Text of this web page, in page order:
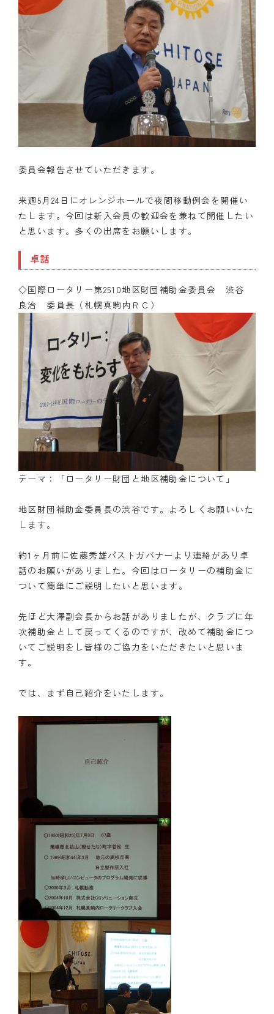
委員会報告させていただきます。
来週5月24日にオレンジホールで夜間移動例会を開催い
たします。今回は新入会員の歓迎会を兼ねて開催したい
と思います。多くの出席をお願いします。
卓話
◇国際ロータリー第2510地区財団補助金委員会 渋谷
良治 委員長（札幌真駒内ＲＣ）
テーマ：「ロータリー財団と地区補助金について」
地区財団補助金委員長の渋谷です。よろしくお願いいた
します。
約1ヶ月前に佐藤秀雄パストガバナーより連絡があり卓
話のお願いがありました。今回はロータリーの補助金に
ついて簡単にご説明したいと思います。
先ほど大澤副会長からお話がありましたが、クラブに年
次補助金として戻ってくるのですが、改めて補助金につ
いてご説明をし皆様のご協力をいただきたいと思いま
す。
では、まず自己紹介をいたします。